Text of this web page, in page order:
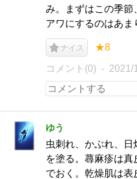
み。まずはこの季節
アワにするのはあま
ナイス ★8
コメント(0) 2021/
ゆう
虫刺れ、かぶれ、日
を塗る。蕁麻疹は
でおく。乾燥肌は